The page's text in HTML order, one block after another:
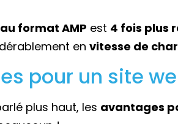
format AMP est 4 fois plus
en vitesse de
pour un site
plus haut, les avantages